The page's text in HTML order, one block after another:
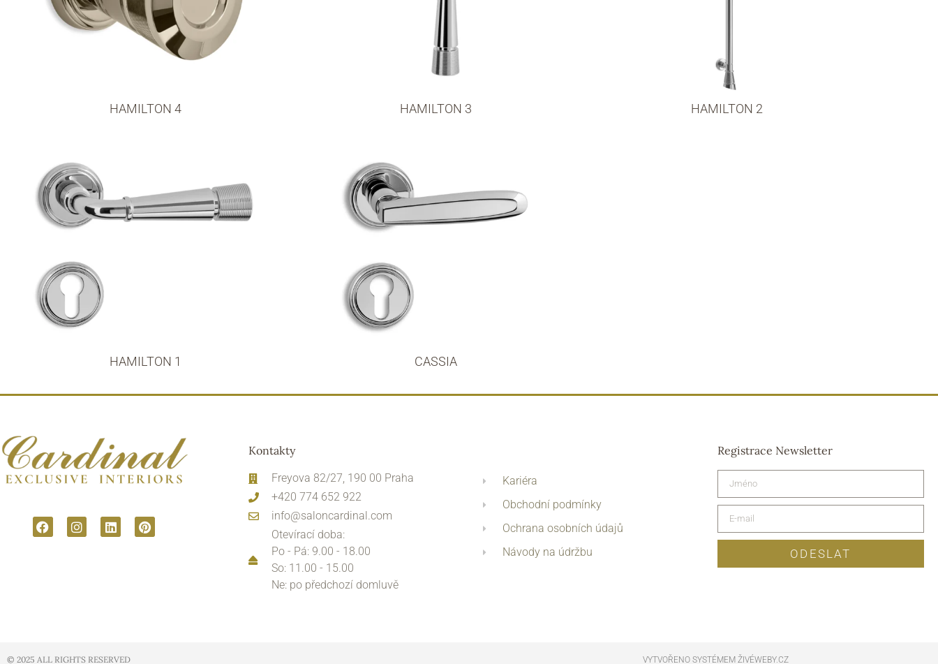
HAMILTON 4 HAMILTON 3 HAMILTON 2
HAMILTON 1 CASSIA
Kontakty
Freyova 82/27, 190 00 Praha
+420 774 652 922
info@saloncardinal.com
Otevírací doba:
Po - Pá: 9.00 - 18.00
So: 11.00 - 15.00
Ne: po předchozí domluvě
Kariéra
Obchodní podmínky
Ochrana osobních údajů
Návody na údržbu
Registrace Newsletter
ODESLAT
© 2025 ALL RIGHTS RESERVED​ VYTVOŘENO SYSTÉMEM ŽIVÉWEBY.CZ